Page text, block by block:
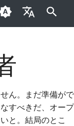
العَرَبِيَّة
Dansk
Deutsch
ん。まだ準備がで
すべきだ、オープ
と。結局のとこ